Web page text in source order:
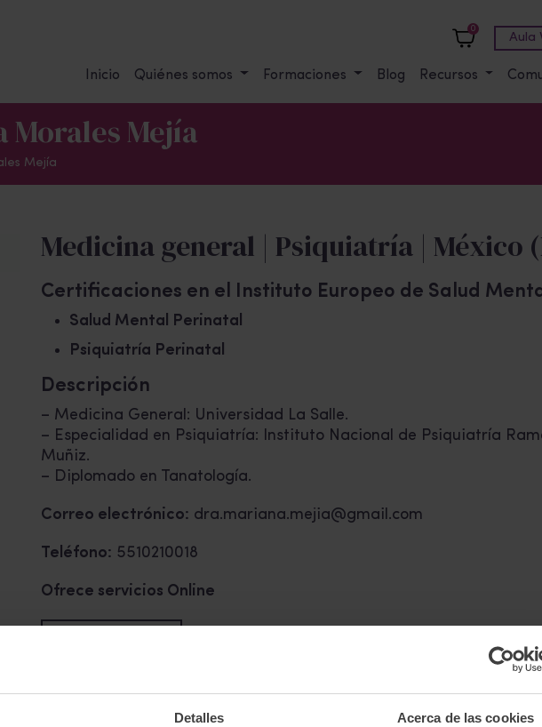
Detalles Acerca de las cookies
0
Aula
Inicio Quiénes somos Formaciones Blog Recursos
Morales Mejía
Mejía
Medicina general | Psiquiatría | México
Certificaciones en el Instituto Europeo de Salud
Salud Mental Perinatal
Psiquiatría Perinatal
Descripción
– Medicina General: Universidad La Salle.
– Especialidad en Psiquiatría: Instituto Nacional de Psiquiatría
Muñiz.
– Diplomado en Tanatología.
Correo electrónico: dra.mariana.mejia@gmail.com
Teléfono: 5510210018
Ofrece servicios Online